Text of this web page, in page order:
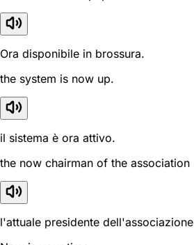
Ora disponibile in brossura.
the system is now up.
il sistema è ora attivo.
the now chairman of the association
l'attuale presidente dell'associazione